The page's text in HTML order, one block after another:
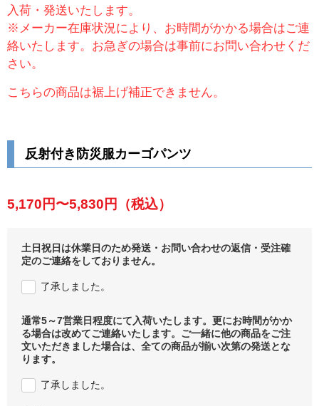
入荷・発送いたします。
※メーカー在庫状況により、お時間がかかる場合はご連
絡いたします。お急ぎの場合は事前にお問い合わせくだ
さい。
こちらの商品は裾上げ補正できません。
反射付き防災服カーゴパンツ
5,170円〜5,830円 （税込）
土日祝日は休業日のため発送・お問い合わせの返信・受注確
定のご連絡をしておりません。
了承しました。
通常5～7営業日程度にて入荷いたします。更にお時間がかか
る場合は改めてご連絡いたします。ご一緒に他の商品をご注
文いただきました場合は、全ての商品が揃い次第の発送とな
ります。
了承しました。